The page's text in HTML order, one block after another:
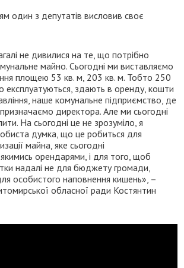
один з депутатів висловив своє
не дивилися на те, що потрібно
майно. Сьогодні ми виставляємо
площею 53 кв. м, 203 кв. м. Тобто 250
експлуатуються, здають в оренду, кошти
наше комунальне підприємство, де
директора. Але ми сьогодні
На сьогодні це не зрозуміло, я
думка, що це робиться для
майна, яке сьогодні
орендарями, і для того, щоб
надалі не для бюджету громади,
особистого наповнення кишень», –
обласної ради Костянтин